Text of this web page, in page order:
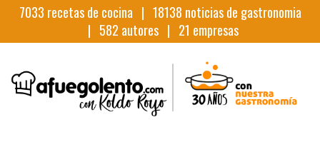
7033 recetas de cocina | 18138 noticias de gastronomia
| 582 autores | 21 empresas